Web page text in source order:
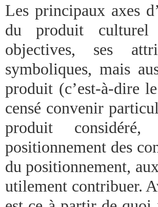
Les principaux axes
du produit culturel
objectives, ses
symboliques, mais
produit (c’est-à-dire
censé convenir
produit
positionnement des
du positionnement,
utilement contribuer.